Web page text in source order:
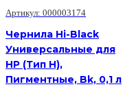
Артикул: 000003174
Чернила Hi-Black
Универсальные для
HP (Тип H),
Пигментные, Bk, 0,1 л